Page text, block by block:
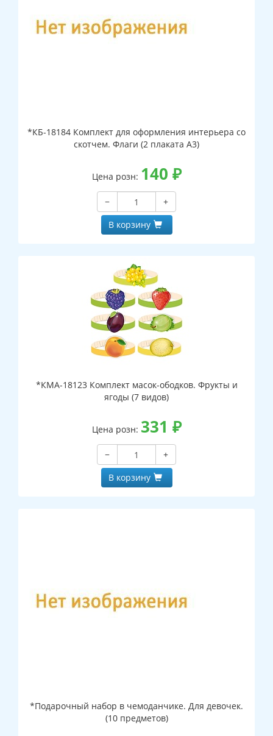
*КБ-18184 Комплект для оформления интерьера со
скотчем. Флаги (2 плаката А3)
Цена розн: 140 ₽
−
+
В корзину
*КМА-18123 Комплект масок-ободков. Фрукты и
ягоды (7 видов)
Цена розн: 331 ₽
−
+
В корзину
*Подарочный набор в чемоданчике. Для девочек.
(10 предметов)